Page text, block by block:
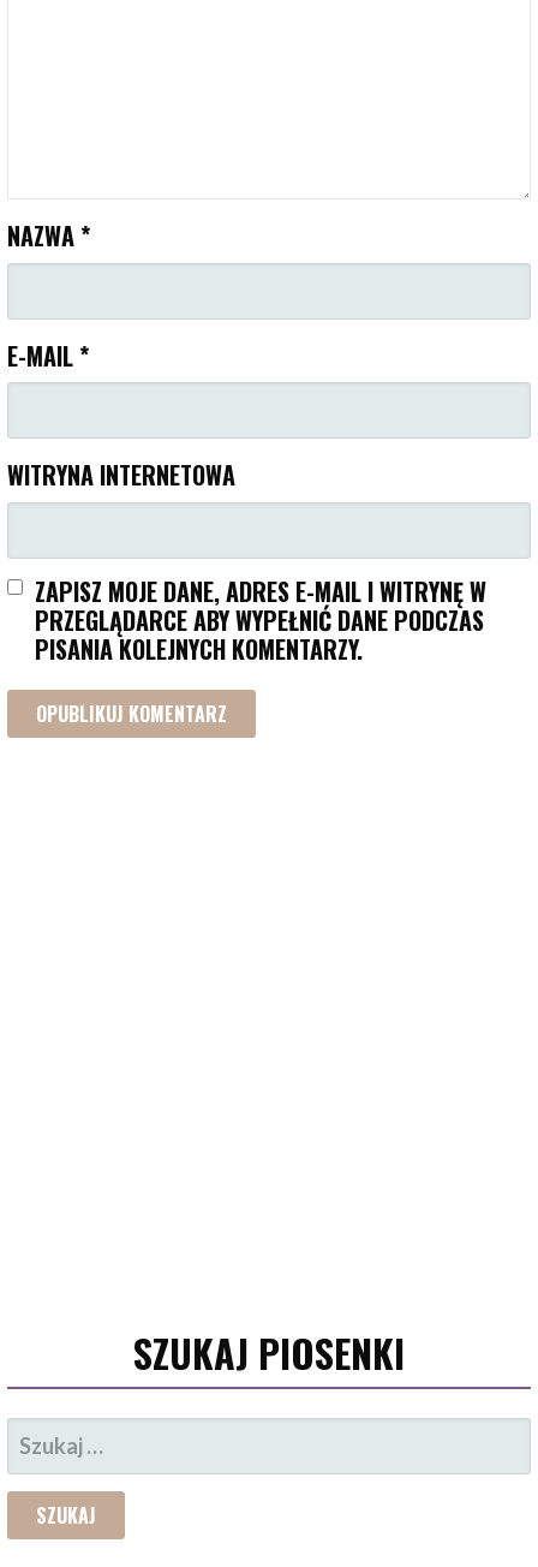
NAZWA *
E-MAIL *
WITRYNA INTERNETOWA
ZAPISZ MOJE DANE, ADRES E-MAIL I WITRYNĘ W
PRZEGLĄDARCE ABY WYPEŁNIĆ DANE PODCZAS
PISANIA KOLEJNYCH KOMENTARZY.
SZUKAJ PIOSENKI
SZUKAJ: